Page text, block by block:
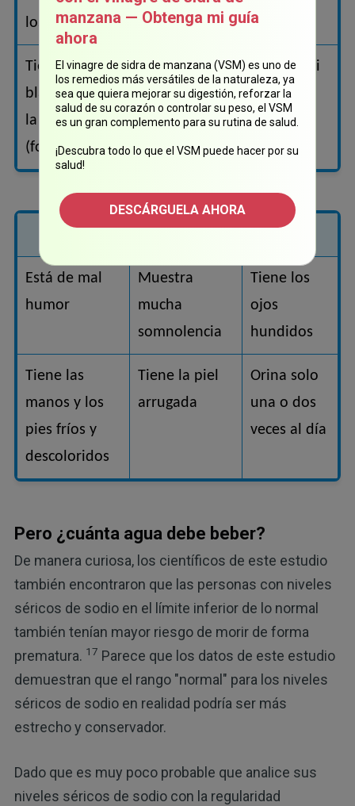
los labios resecos
al llorar
Tiene un punto
blando hundido en
la cabeza
(fontanela)
Hace heces sueltas (si
la deshidratación se
debe a la diarrea)
Está de mal
humor
Muestra
mucha
somnolencia
Tiene los
ojos
hundidos
Tiene las
manos y los
pies fríos y
descoloridos
Tiene la piel
arrugada
Orina solo
una o dos
veces al día
Pero ¿cuánta agua debe beber?
De manera curiosa, los científicos de este estudio
también encontraron que las personas con niveles
séricos de sodio en el límite inferior de lo normal
también tenían mayor riesgo de morir de forma
prematura. 17 Parece que los datos de este estudio
demuestran que el rango "normal" para los niveles
séricos de sodio en realidad podría ser más
estrecho y conservador.
Dado que es muy poco probable que analice sus
niveles séricos de sodio con la regularidad
manzana — Obtenga mi guía
ahora
El vinagre de sidra de manzana (VSM) es uno de
los remedios más versátiles de la naturaleza, ya
sea que quiera mejorar su digestión, reforzar la
salud de su corazón o controlar su peso, el VSM
es un gran complemento para su rutina de salud.
¡Descubra todo lo que el VSM puede hacer por su
salud!
DESCÁRGUELA AHORA